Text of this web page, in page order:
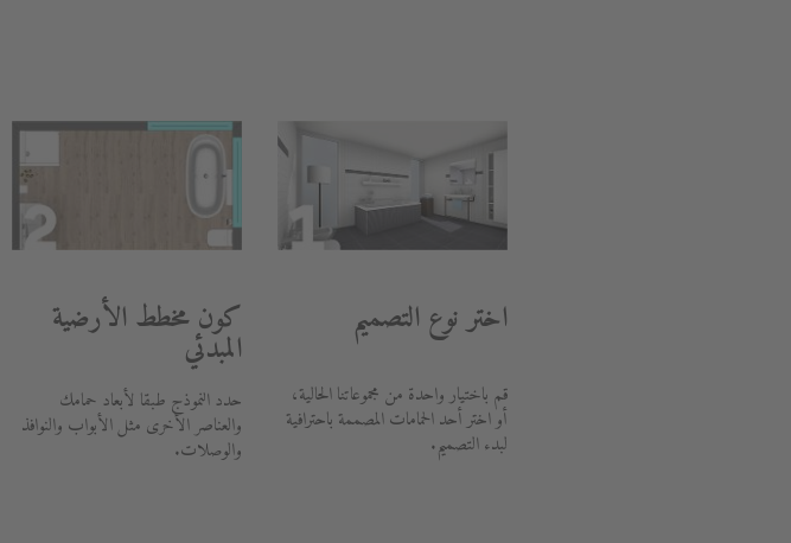
اختر نوع التصميم
قم باختيار واحدة من مجموعاتنا الحالية،
أو اختر أحد الحمامات المصممة باحترافية
لبدء التصميم.
كون مخطط الأرضية
المبدئي
حدد النموذج طبقا لأبعاد حمامك
والعناصر الأخرى مثل الأبواب والنوافذ
والوصلات.